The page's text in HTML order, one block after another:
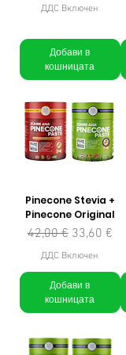
ДДС Включен
Добави в
кошницата
Pinecone Stevia +
Pinecone Original
Редовна цена
42,00 € 33,60 €
ДДС Включен
Добави в
кошницата